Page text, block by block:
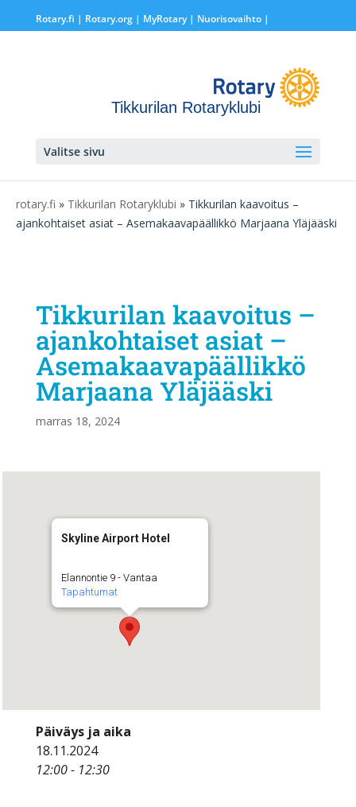
Rotary.fi | Rotary.org| MyRotary | Nuorisovaihto|
Tikkurilan Rotaryklubi
Valitse sivu
rotary.fi » Tikkurilan Rotaryklubi » Tikkurilan kaavoitus –
ajankohtaiset asiat – Asemakaavapäällikkö Marjaana Yläjääski
Tikkurilan kaavoitus –
ajankohtaiset asiat –
Asemakaavapäällikkö
Marjaana Yläjääski
marras 18, 2024
Skyline Airport Hotel
Elannontie 9 - Vantaa
Tapahtumat
Päiväys ja aika
18.11.2024
12:00 - 12:30